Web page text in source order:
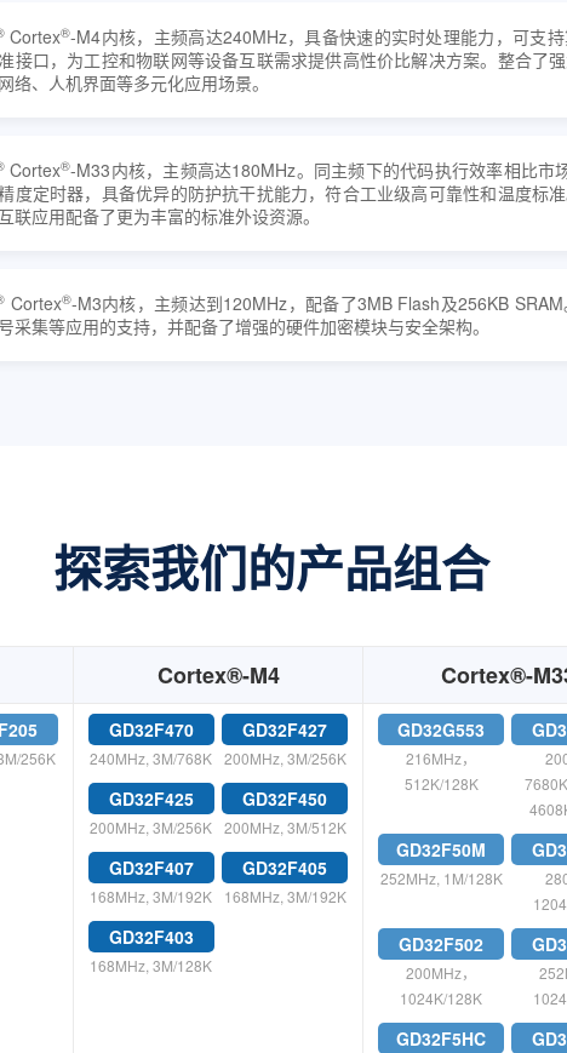
Cortex®-M4内核，主频高达240MHz，具备快速的实时处理能力，可支
接口，为工控和物联网等设备互联需求提供高性价比解决方案。整合了
络、人机界面等多元化应用场景。
Cortex®-M33内核，主频高达180MHz。同主频下的代码执行效率相比市
度定时器，具备优异的防护抗干扰能力，符合工业级高可靠性和温度标
联应用配备了更为丰富的标准外设资源。
Cortex®-M3内核，主频达到120MHz，配备了3MB Flash及256KB
采集等应用的支持，并配备了增强的硬件加密模块与安全架构。
探索我们的产品组合
Cortex®-M4 Cortex®-
256K
GD32F470
240MHz, 3M/768K
GD32F427
200MHz, 3M/256K
GD32F425
200MHz, 3M/256K
GD32F450
200MHz, 3M/512K
GD32F407
168MHz, 3M/192K
GD32F405
168MHz, 3M/192K
GD32F403
168MHz, 3M/128K
GD32G553
216MHz，
512K/128K
GD32F50M
252MHz, 1M/128K
GD32F502
200MHz，
1024K/128K
GD32F5HC